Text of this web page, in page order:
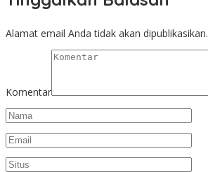
Alamat email Anda tidak akan dipublikasikan.
Komentar